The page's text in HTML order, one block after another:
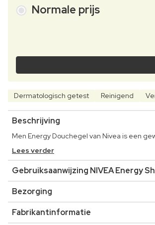
Normale prijs
Dermatologisch getest Reinigend
Beschrijving
Men Energy Douchegel van Nivea is een
Lees verder
Gebruiksaanwijzing NIVEA Energy
Bezorging
Fabrikantinformatie